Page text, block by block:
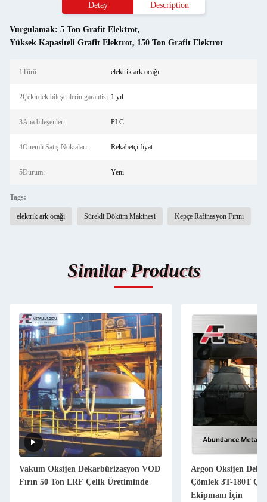
Detay Description
Vurgulamak: 5 Ton Grafit Elektrot,
Yüksek Kapasiteli Grafit Elektrot, 150 Ton Grafit Elektrot
1Türü: elektrik ark ocağı
2Çekirdek bileşenlerin garantisi: 1 yıl
3Ana bileşenler: PLC
4Önemli Satış Noktaları: Rekabetçi fiyat
5Durum: Yeni
Tags:
elektrik ark ocağı Sürekli Döküm Makinesi Kepçe Rafinasyon Fırını
Similar Products
Vakum Oksijen Dekarbürizasyon VOD
Fırın 50 Ton LRF Çelik Üretiminde
Argon Oksijen
Çömlek 3T-180T
Ekipmanı İçin